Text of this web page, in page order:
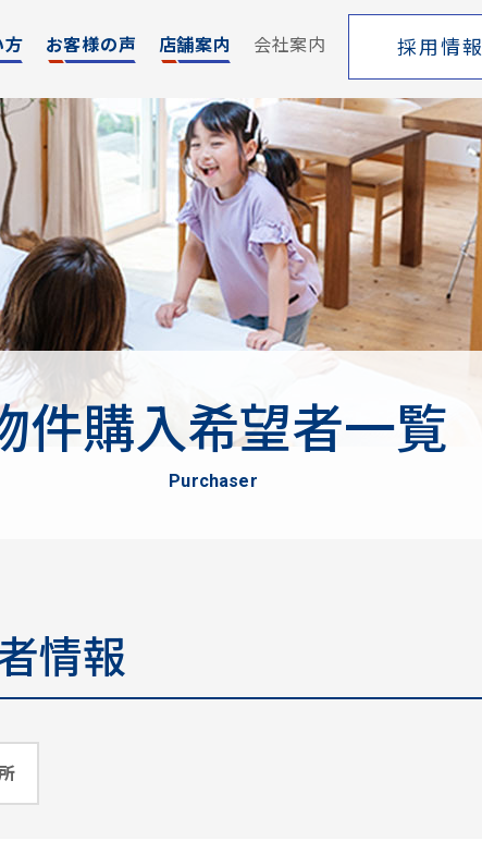
方 お客様の声 店舗案内 会社案内 採用情報
却サポート
ンごとの売却
り方のメリット・デメリット
い替えの流れ
実績
てを高く売るためのポイント
を高く売るためのポイント
ションを高く売るためのポイント
件購入希望者一覧
purchaser
情報